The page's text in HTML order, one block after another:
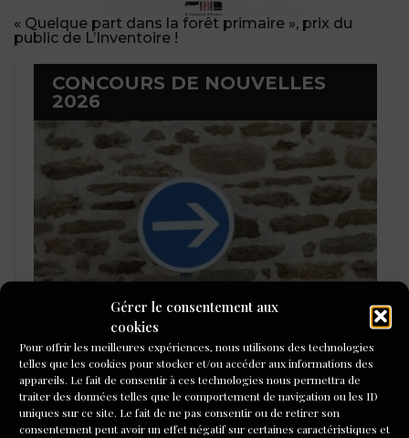
Gérer le consentement aux
cookies
Pour offrir les meilleures expériences, nous utilisons des technologies
telles que les cookies pour stocker et/ou accéder aux informations des
appareils. Le fait de consentir à ces technologies nous permettra de
traiter des données telles que le comportement de navigation ou les ID
uniques sur ce site. Le fait de ne pas consentir ou de retirer son
consentement peut avoir un effet négatif sur certaines caractéristiques et
« Quelque part dans la forêt primaire », prix du
public de L’Inventoire !
CONCOURS DE NOUVELLES
2026
LAURÉATS DU CONCOURS DE
POÉSIE 2026